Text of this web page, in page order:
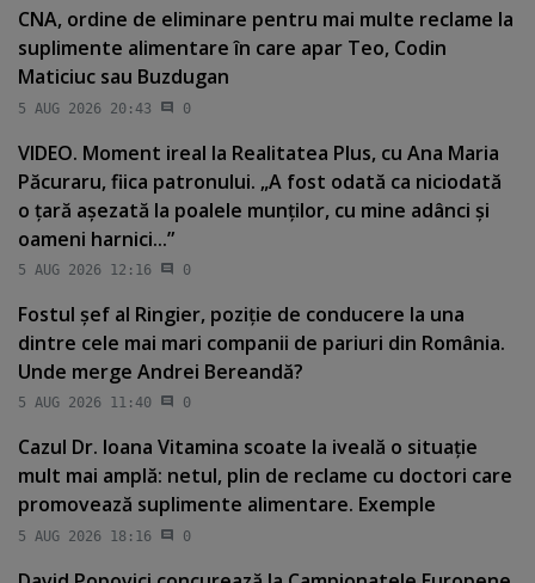
CNA, ordine de eliminare pentru mai multe reclame la
suplimente alimentare în care apar Teo, Codin
Maticiuc sau Buzdugan
5 AUG 2026 20:43 0
VIDEO. Moment ireal la Realitatea Plus, cu Ana Maria
Păcuraru, fiica patronului. „A fost odată ca niciodată
o ţară aşezată la poalele munţilor, cu mine adânci şi
oameni harnici...”
5 AUG 2026 12:16 0
Fostul şef al Ringier, poziţie de conducere la una
dintre cele mai mari companii de pariuri din România.
Unde merge Andrei Bereandă?
5 AUG 2026 11:40 0
Cazul Dr. Ioana Vitamina scoate la iveală o situaţie
mult mai amplă: netul, plin de reclame cu doctori care
promovează suplimente alimentare. Exemple
5 AUG 2026 18:16 0